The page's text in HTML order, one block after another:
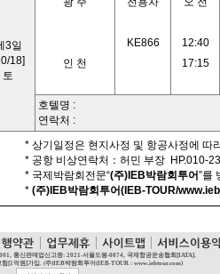
3일
18]
토
KE866
12:40
인 천
17:15
호텔명 :
연락처 :
* 상기일정은 현지사정 및 항공사정에 따
* 공항 비상연락처：허민 부장 HP.010-
* 국제박람회전문“(주)IEB박람회투어”를
* (주)IEB박람회투어(IEB-TOUR/
통신판매업신고증: 2021-서울도봉-0074, 국제항공운송협회[IATA].
[1억원]가입. (주)IEB박람회투어(IEB-TOUR : www.iebtour.com)